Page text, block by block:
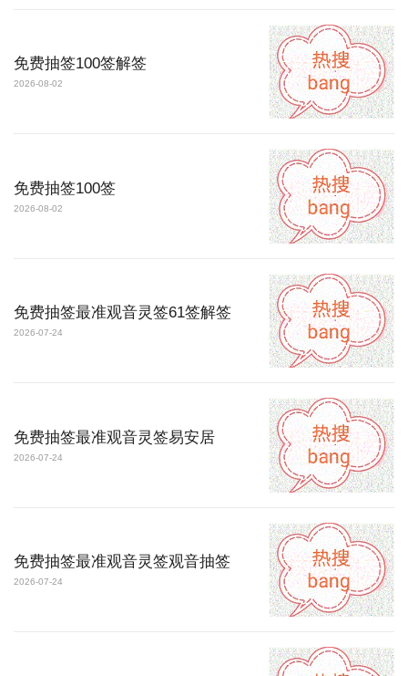
免费抽签100签解签
2026-08-02
免费抽签100签
2026-08-02
免费抽签最准观音灵签61签解签
2026-07-24
免费抽签最准观音灵签易安居
2026-07-24
免费抽签最准观音灵签观音抽签
2026-07-24